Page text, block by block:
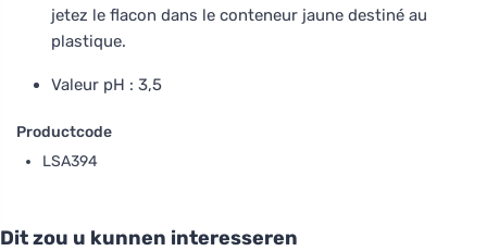
jetez le flacon dans le conteneur jaune destiné au
plastique.
Valeur pH : 3,5
Productcode
LSA394
Dit zou u kunnen interesseren